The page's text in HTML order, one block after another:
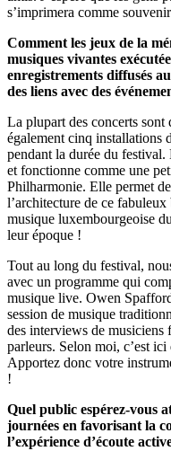
s’imprimera comme
Comment les jeux de la
musiques vivantes
enregistrements diffusés
des liens avec des
La plupart des concerts sont
également cinq installations
pendant la durée du festival.
et fonctionne comme une
Philharmonie. Elle permet
l’architecture de ce
musique luxembourgeoise
leur époque !
Tout au long du festival,
avec un programme qui
musique live. Owen
session de musique
des interviews de musiciens
parleurs. Selon moi, c’est
Apportez donc votre
!
Quel public espérez-vous
journées en favorisant la
l’expérience d’écoute